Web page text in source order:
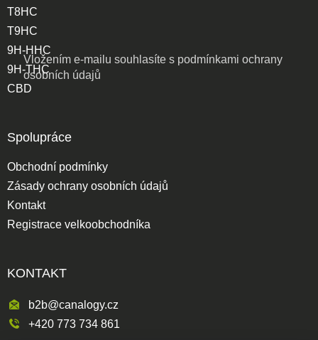
Vložením e-mailu souhlasíte s podmínkami ochrany
osobních údajů
T8HC
T9HC
9H-HHC
9H-THC
CBD
Spolupráce
Obchodní podmínky
Zásady ochrany osobních údajů
Kontakt
Registrace velkoobchodníka
KONTAKT
b2b@canalogy.cz
+420 773 734 861